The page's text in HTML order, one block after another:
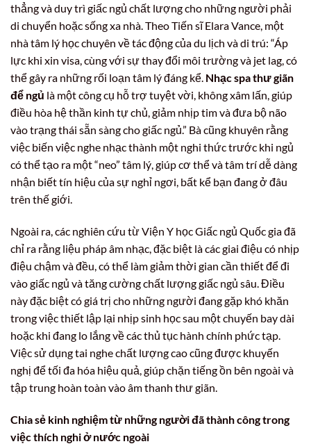
thẳng và duy trì giấc ngủ chất lượng cho những người phải
di chuyển hoặc sống xa nhà. Theo Tiến sĩ Elara Vance, một
nhà tâm lý học chuyên về tác động của du lịch và di trú: “Áp
lực khi xin visa, cùng với sự thay đổi môi trường và jet lag, có
thể gây ra những rối loạn tâm lý đáng kể. Nhạc spa thư giãn
để ngủ là một công cụ hỗ trợ tuyệt vời, không xâm lấn, giúp
điều hòa hệ thần kinh tự chủ, giảm nhịp tim và đưa bộ não
vào trạng thái sẵn sàng cho giấc ngủ.” Bà cũng khuyên rằng
việc biến việc nghe nhạc thành một nghi thức trước khi ngủ
có thể tạo ra một “neo” tâm lý, giúp cơ thể và tâm trí dễ dàng
nhận biết tín hiệu của sự nghỉ ngơi, bất kể bạn đang ở đâu
trên thế giới.
Ngoài ra, các nghiên cứu từ Viện Y học Giấc ngủ Quốc gia đã
chỉ ra rằng liệu pháp âm nhạc, đặc biệt là các giai điệu có nhịp
điệu chậm và đều, có thể làm giảm thời gian cần thiết để đi
vào giấc ngủ và tăng cường chất lượng giấc ngủ sâu. Điều
này đặc biệt có giá trị cho những người đang gặp khó khăn
trong việc thiết lập lại nhịp sinh học sau một chuyến bay dài
hoặc khi đang lo lắng về các thủ tục hành chính phức tạp.
Việc sử dụng tai nghe chất lượng cao cũng được khuyến
nghị để tối đa hóa hiệu quả, giúp chặn tiếng ồn bên ngoài và
tập trung hoàn toàn vào âm thanh thư giãn.
Chia sẻ kinh nghiệm từ những người đã thành công trong
việc thích nghi ở nước ngoài